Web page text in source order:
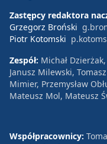
Zastępcy redaktora
Grzegorz Broński
Piotr Kotomski
Zespół: Michał
Janusz Milewski,
Mimier, Przemysław
Mateusz Mol, Mateusz
Współpracownicy: